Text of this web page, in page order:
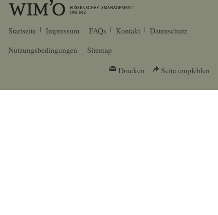
Startseite Impressum FAQs Kontakt
Datenschutz
Nutzungsbedingungen
Sitemap
Drucken Seite empfehlen